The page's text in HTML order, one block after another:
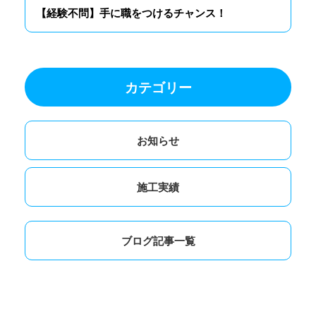
【経験不問】手に職をつけるチャンス！
カテゴリー
お知らせ
施工実績
ブログ記事一覧